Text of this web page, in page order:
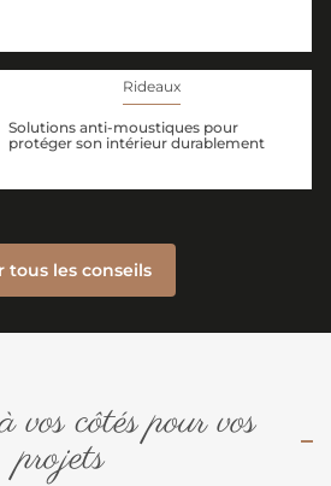
Rideaux
Solutions anti-moustiques pour
protéger son intérieur durablement
tous les conseils
côtés pour vos
projets